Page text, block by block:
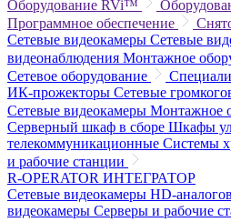
Оборудование RVi™
Программное обеспечение
Сетевые видеокамеры Сетевые
видеонаблюдения Монтажное
Сетевое оборудование
ИК-прожекторы Сетевые
Сетевые видеокамеры Монтажное
Серверный шкаф в сборе Шкафы
телекоммуникационные Системы
и рабочие станции
R-OPERATOR ИНТЕГРАТОР
Сетевые видеокамеры HD-
видеокамеры Серверы и рабочие